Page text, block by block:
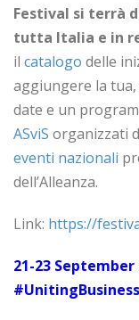
Festival si terrà
tutta Italia e in
il catalogo delle
aggiungere la
date e un
ASviS organizzati
eventi nazionali
dell’Alleanza.
Link: https://
21-23
#UnitingBusiness